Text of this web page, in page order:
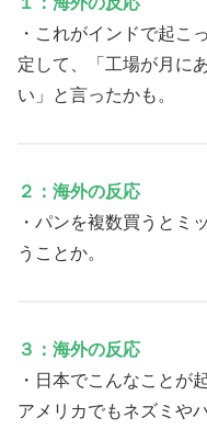
・これがインドで起こ
定して、「工場が月に
い」と言ったかも。
２：海外の反応
・パンを複数買うとミ
うことか。
３：海外の反応
・日本でこんなことが
アメリカでもネズミや